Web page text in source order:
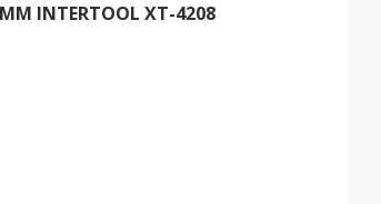
INTERTOOL XT-4208